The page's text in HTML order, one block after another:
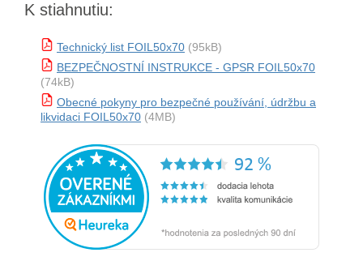
K stiahnutiu:
Technický list FOIL50x70 (95kB)
BEZPEČNOSTNÍ INSTRUKCE - GPSR FOIL50x70
(74kB)
Obecné pokyny pro bezpečné používání, údržbu a
likvidaci FOIL50x70 (4MB)